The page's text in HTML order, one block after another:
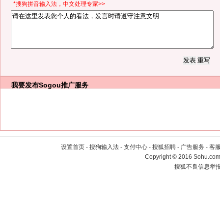
*搜狗拼音输入法，中文处理专家>>
我要发布Sogou推广服务
设置首页 - 搜狗输入法 - 支付中心 - 搜狐招聘 - 广告服务 - 客
Copyright©2016
搜狐不良信息举